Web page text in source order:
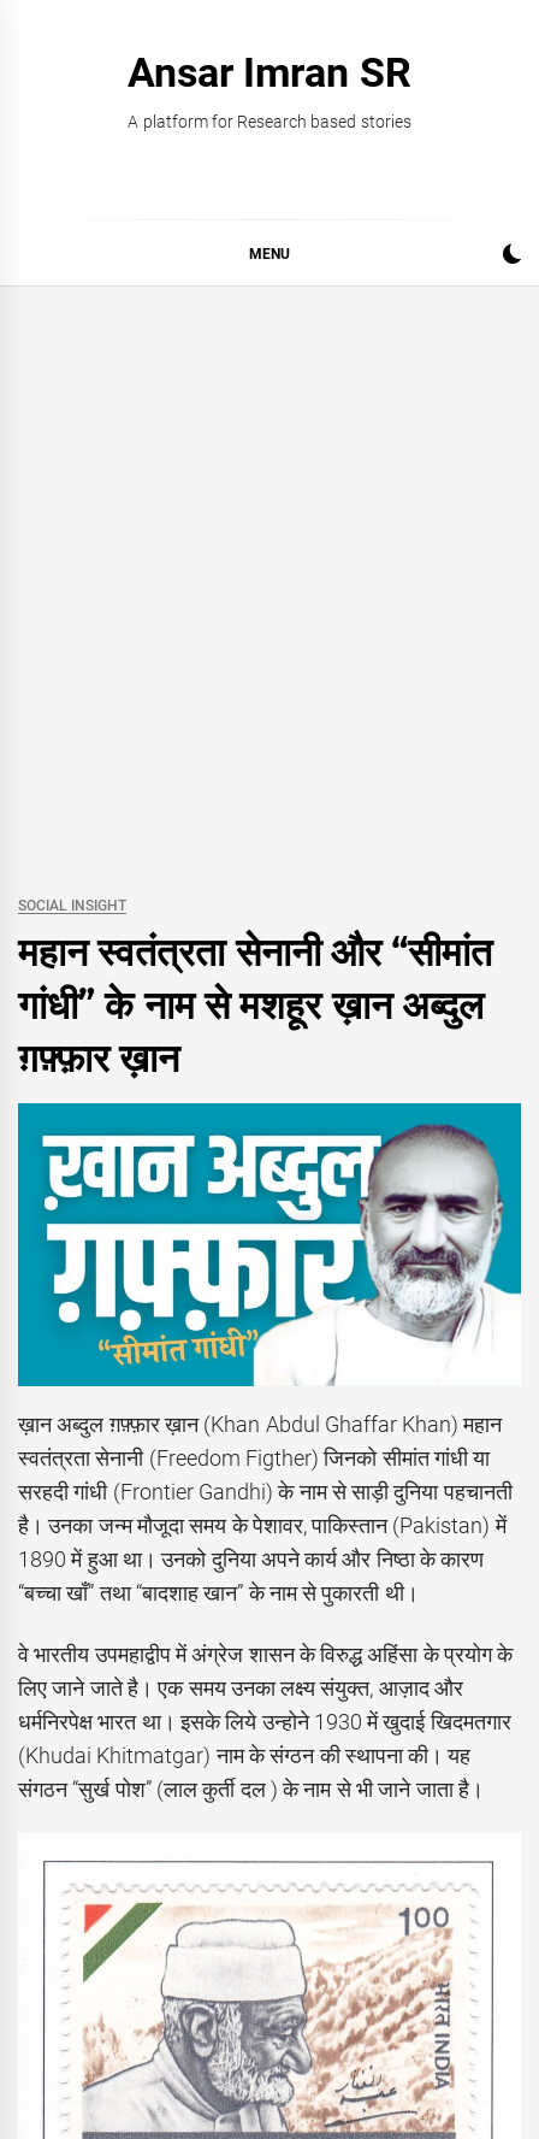
Ansar Imran SR
A platform for Research based stories
MENU
SOCIAL INSIGHT
महान स्वतंत्रता सेनानी और “सीमांत
गांधी” के नाम से मशहूर ख़ान अब्दुल
ग़फ़्फ़ार ख़ान
ख़ान अब्दुल ग़फ़्फ़ार ख़ान (Khan Abdul Ghaffar Khan) महान
स्वतंत्रता सेनानी (Freedom Figther) जिनको सीमांत गांधी या
सरहदी गांधी (Frontier Gandhi) के नाम से साड़ी दुनिया पहचानती
है। उनका जन्म मौजूदा समय के पेशावर, पाकिस्तान (Pakistan) में
1890 में हुआ था। उनको दुनिया अपने कार्य और निष्ठा के कारण
“बच्चा खाँ” तथा “बादशाह खान” के नाम से पुकारती थी।
वे भारतीय उपमहाद्वीप में अंग्रेज शासन के विरुद्ध अहिंसा के प्रयोग के
लिए जाने जाते है। एक समय उनका लक्ष्य संयुक्त, आज़ाद और
धर्मनिरपेक्ष भारत था। इसके लिये उन्होने 1930 में खुदाई खिदमतगार
(Khudai Khitmatgar) नाम के संग्ठन की स्थापना की। यह
संगठन “सुर्ख पोश” (लाल कुर्ती दल ) के नाम से भी जाने जाता है।